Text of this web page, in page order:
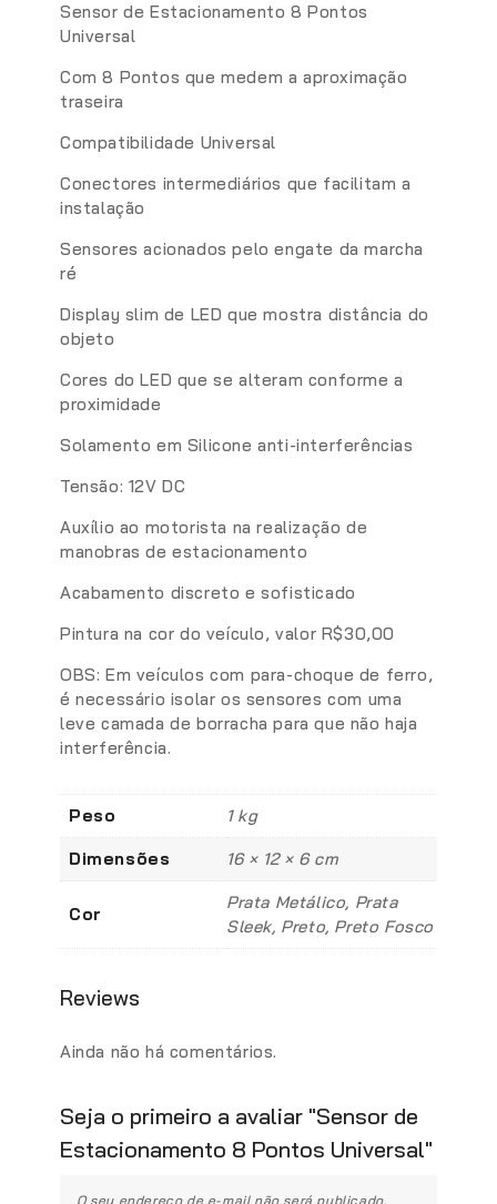
Sensor de Estacionamento 8 Pontos
Universal
Com 8 Pontos que medem a aproximação
traseira
Compatibilidade Universal
Conectores intermediários que facilitam a
instalação
Sensores acionados pelo engate da marcha
ré
Display slim de LED que mostra distância do
objeto
Cores do LED que se alteram conforme a
proximidade
Solamento em Silicone anti-interferências
Tensão: 12V DC
Auxílio ao motorista na realização de
manobras de estacionamento
Acabamento discreto e sofisticado
Pintura na cor do veículo, valor R$30,00
OBS: Em veículos com para-choque de ferro,
é necessário isolar os sensores com uma
leve camada de borracha para que não haja
interferência.
Peso 1 kg
Dimensões 16 × 12 × 6 cm
Cor
Prata Metálico, Prata
Sleek, Preto, Preto Fosco
Reviews
Ainda não há comentários.
Seja o primeiro a avaliar "Sensor de
Estacionamento 8 Pontos Universal"
O seu endereço de e-mail não será publicado.